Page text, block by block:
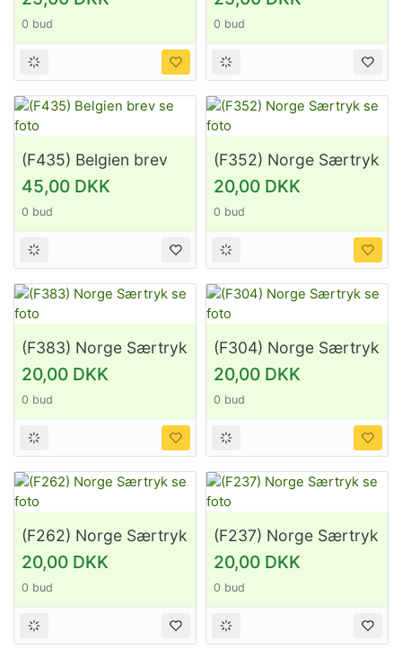
0 bud 0 bud
(F435) Belgien brev
se foto
45,00 DKK
0 bud
(F352) Norge Særtryk
se foto
20,00 DKK
0 bud
(F383) Norge Særtryk
se foto
20,00 DKK
0 bud
(F304) Norge Særtryk
se foto
20,00 DKK
0 bud
(F262) Norge Særtryk
se foto
20,00 DKK
0 bud
(F237) Norge Særtryk
se foto
20,00 DKK
0 bud